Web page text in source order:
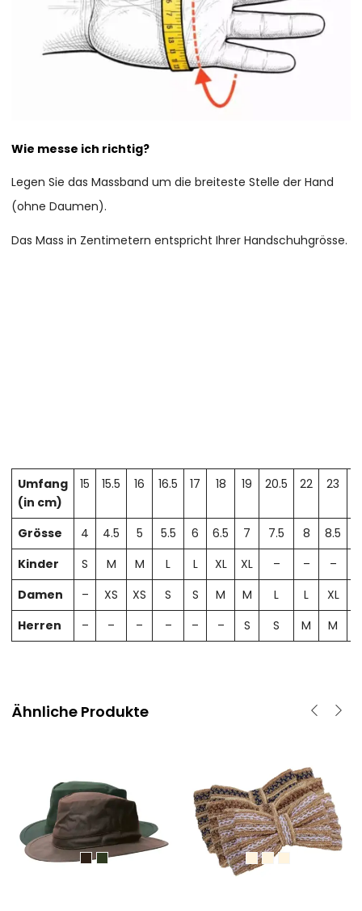
Wie messe ich richtig?
Legen Sie das Massband um die breiteste Stelle der Hand
(ohne Daumen).
Das Mass in Zentimetern entspricht Ihrer Handschuhgrösse.
Umfang
(in cm)
15 15.5 16 16.5 17 18 19 20.5 22 23
Grösse 4 4.5 5 5.5 6 6.5 7 7.5 8 8.5
Kinder
S M M L L XL XL – – –
Damen
– XS XS S S M M L L XL
Herren
– – – – – – S S M M
Ähnliche Produkte